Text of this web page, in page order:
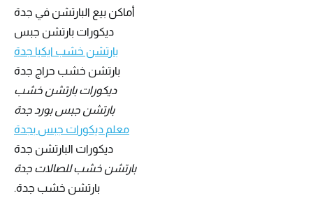
أماكن بيع البارتشن في جدة
ديكورات بارتشن جبس
بارتشن خشب ايكيا جدة
بارتشن خشب حراج جدة
ديكورات بارتشن خشب
بارتشن جبس بورد جدة
معلم ديكورات جبس بجدة
ديكورات البارتشن جدة
بارتشن خشب للصالات جدة
بارتشن خشب جدة.